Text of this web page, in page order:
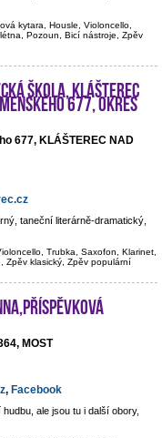
kytara, Housle, Violoncello,
Pozoun, Bicí nástroje, Zpěv
škola, Klášterec
677, okres
677, KLÁŠTEREC NAD
taneční literárně-dramatický,
Trubka, Saxofon, Klarinet,
Zpěv klasický, Zpěv populární
MOST
, Facebook
ale jsou tu i další obory,